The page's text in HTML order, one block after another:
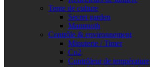
Tente de culture
Secret garden
Mammoth
Contrôle & environnement
Minuterie / Timer
Co2
Contrôleur de température